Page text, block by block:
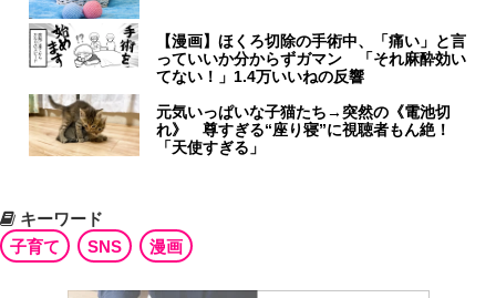
【漫画】ほくろ切除の手術中、「痛い」と言
っていいか分からずガマン 「それ麻酔効い
てない！」1.4万いいねの反響
元気いっぱいな子猫たち→突然の《電池切
れ》 尊すぎる“座り寝”に視聴者もん絶！
「天使すぎる」
キーワード
子育て
SNS 漫画